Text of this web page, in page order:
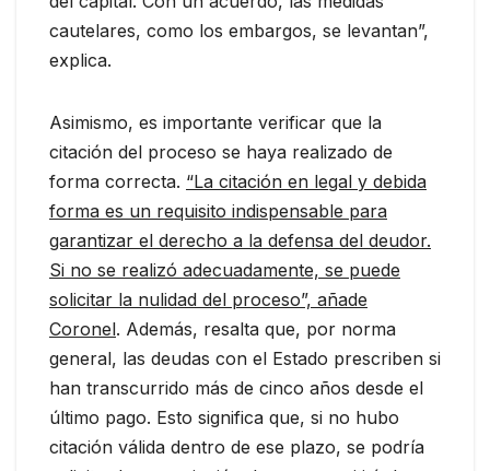
cautelares, como los embargos, se levantan”,
explica.
Asimismo, es importante verificar que la
citación del proceso se haya realizado de
forma correcta. “La citación en legal y debida
forma es un requisito indispensable para
garantizar el derecho a la defensa del deudor.
Si no se realizó adecuadamente, se puede
solicitar la nulidad del proceso”, añade
Coronel. Además, resalta que, por norma
general, las deudas con el Estado prescriben si
han transcurrido más de cinco años desde el
último pago. Esto significa que, si no hubo
citación válida dentro de ese plazo, se podría